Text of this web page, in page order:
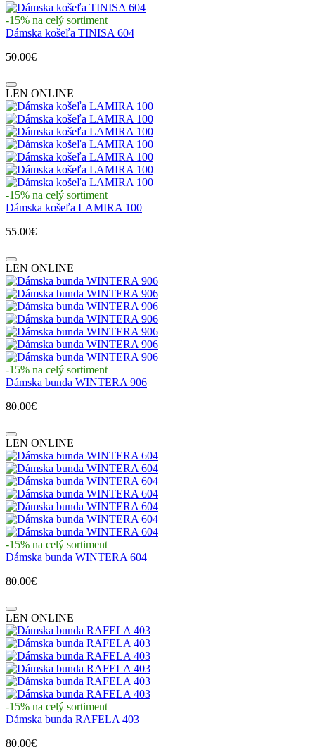
-15% na celý sortiment
Dámska košeľa TINISA 604
50.00€
LEN ONLINE
-15% na celý sortiment
Dámska košeľa LAMIRA 100
55.00€
LEN ONLINE
-15% na celý sortiment
Dámska bunda WINTERA 906
80.00€
LEN ONLINE
-15% na celý sortiment
Dámska bunda WINTERA 604
80.00€
LEN ONLINE
-15% na celý sortiment
Dámska bunda RAFELA 403
80.00€